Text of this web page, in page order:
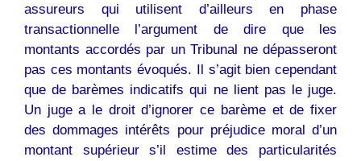
assureurs qui utilisent d’ailleurs en phase
transactionnelle l’argument de dire que les
montants accordés par un Tribunal ne dépasseront
pas ces montants évoqués. Il s’agit bien cependant
que de barèmes indicatifs qui ne lient pas le juge.
Un juge a le droit d’ignorer ce barème et de fixer
des dommages intérêts pour préjudice moral d’un
montant supérieur s’il estime des particularités